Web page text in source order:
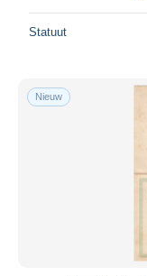
Statuut
Nieuw